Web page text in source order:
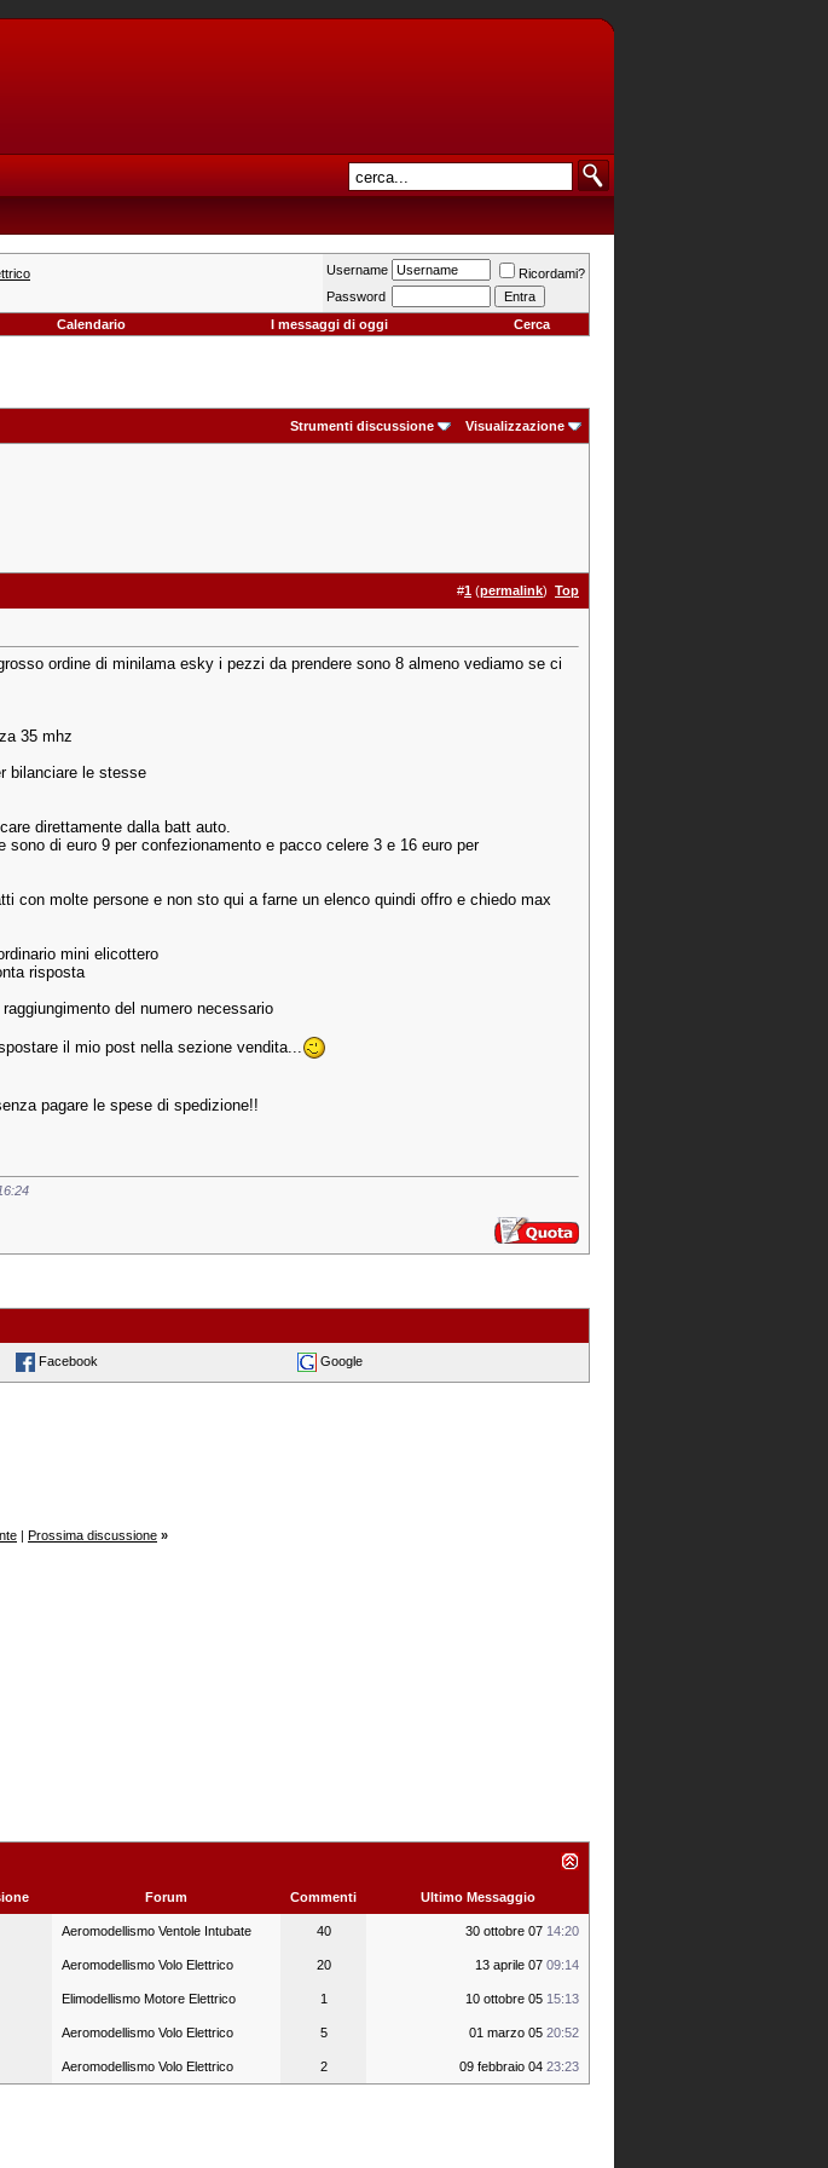
Username
Ricordami?
Password
Calendario I messaggi di oggi Cerca
Strumenti discussione Visualizzazione
#1 (permalink) Top
ordine di minilama esky i pezzi da prendere sono 8 almeno vediamo se ci
35 mhz
bilanciare le stesse
direttamente dalla batt auto.
di euro 9 per confezionamento e pacco celere 3 e 16 euro per
con molte persone e non sto qui a farne un elenco quindi offro e chiedo max
mini elicottero
risposta
del numero necessario
il mio post nella sezione vendita...
pagare le spese di spedizione!!
Facebook Google
| Prossima discussione »
Forum Commenti Ultimo Messaggio
Aeromodellismo Ventole Intubate 40 30 ottobre 07 14:20
Aeromodellismo Volo Elettrico 20 13 aprile 07 09:14
Elimodellismo Motore Elettrico 1 10 ottobre 05 15:13
Aeromodellismo Volo Elettrico 5 01 marzo 05 20:52
Aeromodellismo Volo Elettrico 2 09 febbraio 04 23:23